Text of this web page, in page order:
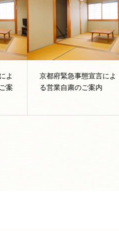
よ
案
京都府緊急事態宣言によ
る営業自粛のご案内